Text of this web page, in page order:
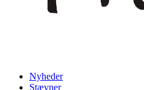
Nyheder
Stævner